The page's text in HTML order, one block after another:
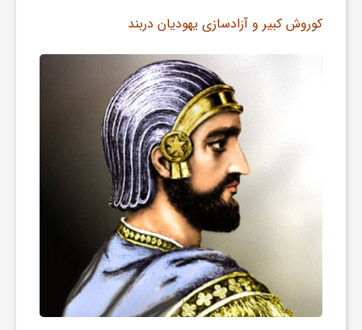
کوروش کبیر و آزادسازی یهودیان دربند